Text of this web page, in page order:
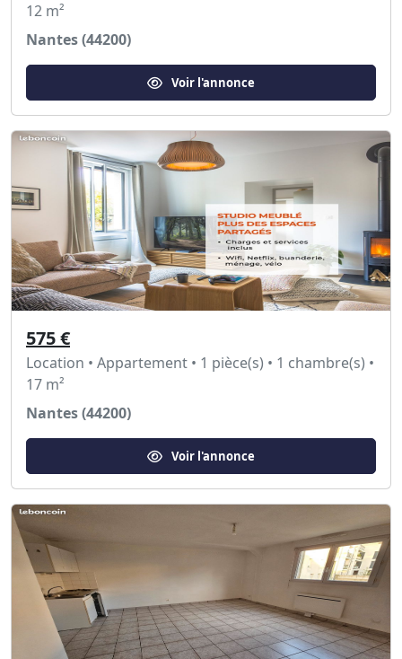
12 m²
Nantes (44200)
Voir l'annonce
575 €
Location • Appartement • 1 pièce(s) • 1 chambre(s) •
17 m²
Nantes (44200)
Voir l'annonce